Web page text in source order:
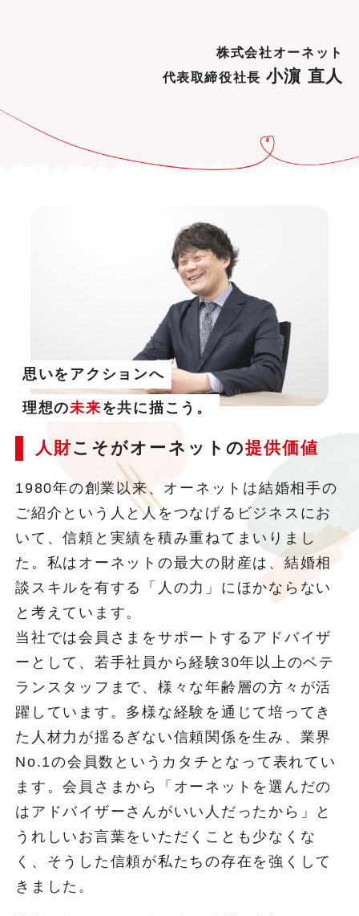
株式会社オーネット
代表取締役社長 小濵 直人
思いをアクションへ
理想の未来 を共に描こう。
人財こそがオーネットの提供価値
1980年の創業以来、オーネットは結婚相手の
ご紹介という人と人をつなげるビジネスにお
いて、信頼と実績を積み重ねてまいりまし
た。私はオーネットの最大の財産は、結婚相
談スキルを有する「人の力」にほかならない
と考えています。
当社では会員さまをサポートするアドバイザ
ーとして、若手社員から経験30年以上のベテ
ランスタッフまで、様々な年齢層の方々が活
躍しています。多様な経験を通じて培ってき
た人材力が揺るぎない信頼関係を生み、業界
No.1の会員数というカタチとなって表れてい
ます。会員さまから「オーネットを選んだの
はアドバイザーさんがいい人だったから」と
うれしいお言葉をいただくことも少なくな
く、そうした信頼が私たちの存在を強くして
きました。